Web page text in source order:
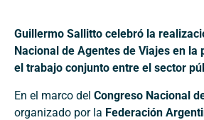
Guillermo Sallitto celebró la
Nacional de Agentes de Viajes en la
el trabajo conjunto entre el sector
En el marco del Congreso Nacional
organizado por la Federación